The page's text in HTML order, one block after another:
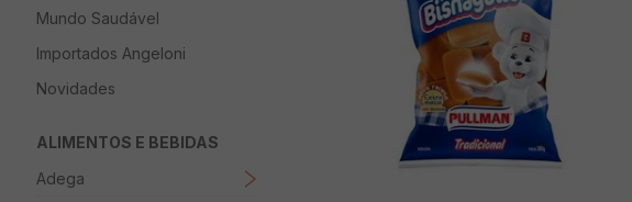
Papel Higienico
Macarrão
Mundo Saudável
Importados Angeloni
Novidades
ALIMENTOS E BEBIDAS
Adega